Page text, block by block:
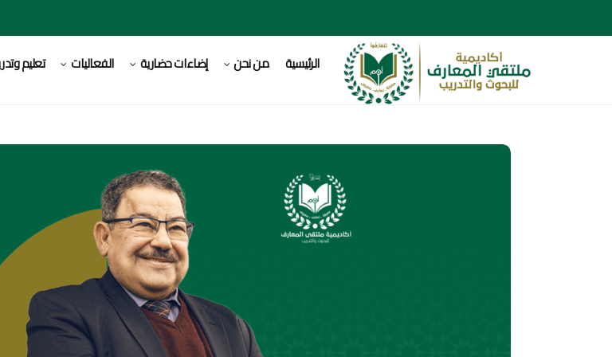
الرئيسية من نحن إضاءات حضارية الفعاليات تعليم